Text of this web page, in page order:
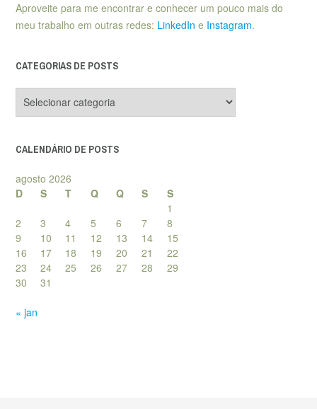
Aproveite para me encontrar e conhecer um pouco mais do
meu trabalho em outras redes: LinkedIn e Instagram.
CATEGORIAS DE POSTS
de
CALENDÁRIO DE POSTS
agosto 2026
D
S T Q Q S
S
1
2
3 4 5 6 7
8
9
10 11 12 13 14
15
16
17 18 19 20 21
22
23
24 25 26 27 28
29
30
31
« jan